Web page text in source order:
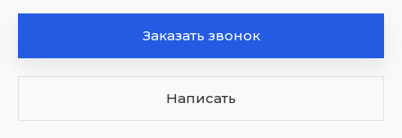
Заказать звонок
Написать